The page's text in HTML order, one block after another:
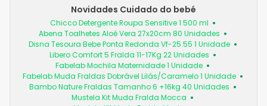
Novidades Cuidado do bebé
Chicco Detergente Roupa Sensitive 1.500 ml
Abena Toalhetes Aloé Vera 27x20cm 80 Unidades
Disna Tesoura Bebe Ponta Redonda Vf-25.55 1 Unidade
Libero Comfort 5 Fralda 11-17Kg 22 Unidades
Fabelab Mochila Maternidade 1 Unidade
Fabelab Muda Fraldas Dobrável Lilás/Caramelo 1 Unidade
Bambo Nature Fraldas Tamanho 6 +16kg 40 Unidades
Mustela Kit Muda Fralda Mocca